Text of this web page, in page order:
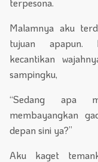
Malamnya aku
tujuan apapun.
kecantikan
sampingku,
“Sedang apa
membayangkan
depan sini ya?”
Aku kaget